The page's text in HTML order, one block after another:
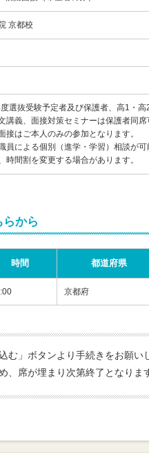
京都校
選抜受験予定者及び保護者、高1・高
講義、面接対策セミナーは保護者同席
接はご本人のみの参加となります。
員による個別（進学・学習）相談が可
時間割を変更する場合があります。
から
時間 都道府県
京都府
む」ボタンより手続きをお願い
、席が埋まり次第終了となりま